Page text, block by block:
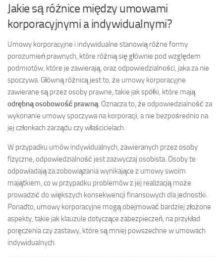
Jakie są różnice między umowami
korporacyjnymi a indywidualnymi?
Umowy korporacyjne i indywidualne stanowią różne formy
porozumień prawnych, które różnią się głównie pod względem
podmiotów, które je zawierają, oraz odpowiedzialności, jaka za nie
spoczywa. Główną różnicą jest to, że umowy korporacyjne
zawierane są przez osoby prawne, takie jak spółki, które mają
odrębną osobowość prawną . Oznacza to, że odpowiedzialność za
wykonanie umowy spoczywa na korporacji, a nie bezpośrednio na
jej członkach zarządu czy właścicielach.
W przypadku umów indywidualnych, zawieranych przez osoby
fizyczne, odpowiedzialność jest zazwyczaj osobista. Osoby te
odpowiadają za zobowiązania wynikające z umowy swoim
majątkiem, co w przypadku problemów z jej realizacją może
prowadzić do większych konsekwencji finansowych dla jednostki.
Ponadto, umowy korporacyjne mogą obejmować bardziej złożone
aspekty, takie jak klauzule dotyczące zabezpieczeń, na przykład
poręczenia czy zastawy, które są mniej powszechne w umowach
indywidualnych.